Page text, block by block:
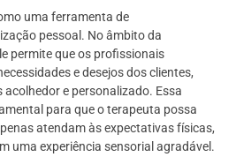
uma ferramenta de
pessoal. No âmbito da
permite que os profissionais
e desejos dos clientes,
e personalizado. Essa
para que o terapeuta possa
atendam às expectativas físicas,
uma experiência sensorial agradável.